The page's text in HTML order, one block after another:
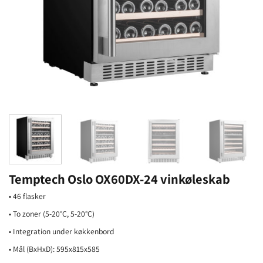
Temptech Oslo OX60DX-24 vinkøleskab
• 46 flasker
• To zoner (5-20°C, 5-20°C)
• Integration under køkkenbord
• Mål (BxHxD): 595x815x585